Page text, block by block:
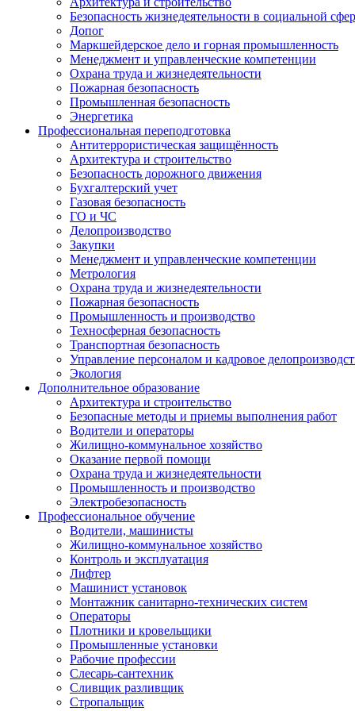
Безопасность жизнедеятельности в социальной
Допог
Маркшейдерское дело и горная промышленность
Менеджмент и управленческие компетенции
Охрана труда и жизнедеятельности
Пожарная безопасность
Промышленная безопасность
Энергетика
Профессиональная переподготовка
Антитеррористическая защищённость
Архитектура и строительство
Безопасность дорожного движения
Бухгалтерский учет
Газовая безопасность
ГО и ЧС
Делопроизводство
Закупки
Менеджмент и управленческие компетенции
Метрология
Охрана труда и жизнедеятельности
Пожарная безопасность
Промышленность и производство
Техносферная безопасность
Транспортная безопасность
Управление персоналом и кадровое
Экология
Дополнительное образование
Архитектура и строительство
Безопасные методы и приемы выполнения работ
Водители и операторы
Жилищно-коммунальное хозяйство
Оказание первой помощи
Охрана труда и жизнедеятельности
Промышленность и производство
Электробезопасность
Профессиональное обучение
Водители, машинисты
Жилищно-коммунальное хозяйство
Контроль и эксплуатация
Лифтер
Машинист установок
Монтажник санитарно-технических систем
Операторы
Плотники и кровельщики
Промышленные установки
Рабочие профессии
Слесарь-сантехник
Сливщик разливщик
Стропальщик